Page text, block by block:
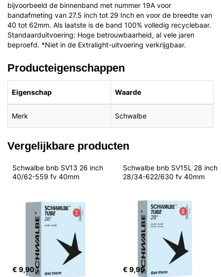
bijvoorbeeld de binnenband met nummer 19A voor
bandafmeting van 27.5 inch tot 29 Inch en voor de breedte van
40 tot 62mm. Als laatste is de band 100% volledig recyclebaar.
Standaarduitvoering: Hoge betrouwbaarheid, al vele jaren
beproefd. *Niet in de Extralight-uitvoering verkrijgbaar.
Producteigenschappen
Eigenschap Waarde
Merk Schwalbe
Vergelijkbare producten
Schwalbe bnb SV13 26 inch
40/62-559 fv 40mm
€ 9,90
Schwalbe bnb SV15L 28 inch
28/34-622/630 fv 40mm
€ 9,95